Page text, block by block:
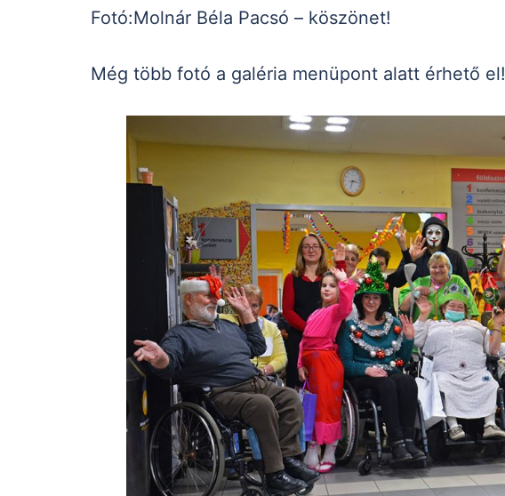
Fotó:Molnár Béla Pacsó – köszönet!
Még több fotó a galéria menüpont alatt érhető el!